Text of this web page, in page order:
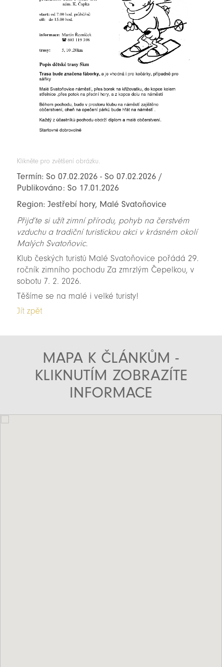
Klikněte pro zvětšení obrázku.
Termín: So 07.02.2026 - So 07.02.2026 /
Publikováno: So 17.01.2026
Region: Jestřebí hory, Malé Svatoňovice
Přijďte si užít zimní přírodu, pohyb na čerstvém
vzduchu a tradiční turistickou akci v krásném okolí
Malých Svatoňovic.
Klub českých turistů Malé Svatoňovice pořádá 29.
ročník zimního pochodu Za zmrzlým Čepelkou, v
sobotu 7. 2. 2026.
Těšíme se na malé i velké turisty!
Jít zpět
MAPA K ČLÁNKŮM -
KLIKNUTÍM ZOBRAZÍTE
INFORMACE